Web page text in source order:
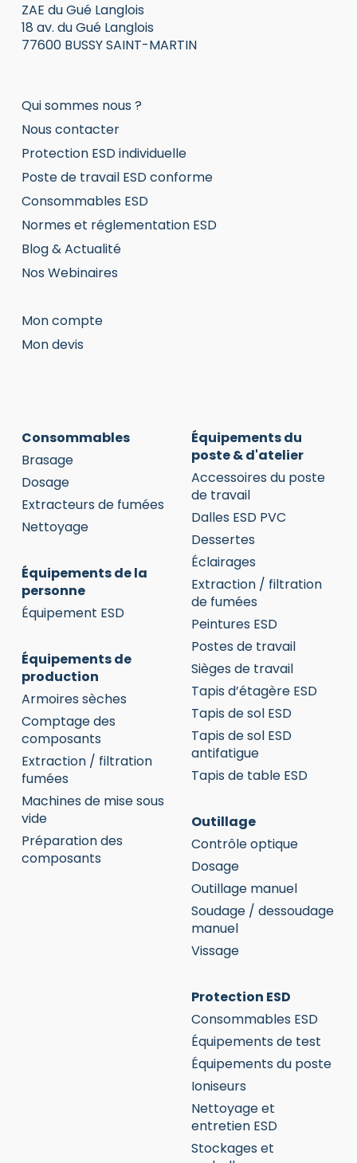
ZAE du Gué Langlois
18 av. du Gué Langlois
77600 BUSSY SAINT-MARTIN
Qui sommes nous ?
Nous contacter
Protection ESD individuelle
Poste de travail ESD conforme
Consommables ESD
Normes et réglementation ESD
Blog & Actualité
Nos Webinaires
Mon compte
Mon devis
Consommables
Brasage
Dosage
Extracteurs de fumées
Nettoyage
Équipements de la
personne
Équipement ESD
Équipements de
production
Armoires sèches
Comptage des
composants
Extraction / filtration
fumées
Machines de mise sous
vide
Préparation des
composants
Équipements du
poste & d'atelier
Accessoires du poste
de travail
Dalles ESD PVC
Dessertes
Éclairages
Extraction / filtration
de fumées
Peintures ESD
Postes de travail
Sièges de travail
Tapis d’étagère ESD
Tapis de sol ESD
Tapis de sol ESD
antifatigue
Tapis de table ESD
Outillage
Contrôle optique
Dosage
Outillage manuel
Soudage / dessoudage
manuel
Vissage
Protection ESD
Consommables ESD
Équipements de test
Équipements du poste
Ioniseurs
Nettoyage et
entretien ESD
Stockages et